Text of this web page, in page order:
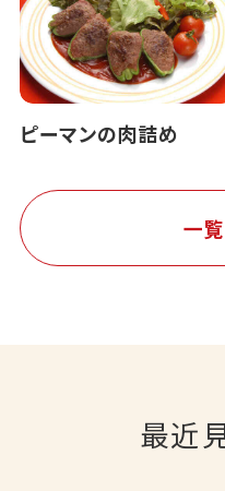
ピーマンの肉詰め
一
最近